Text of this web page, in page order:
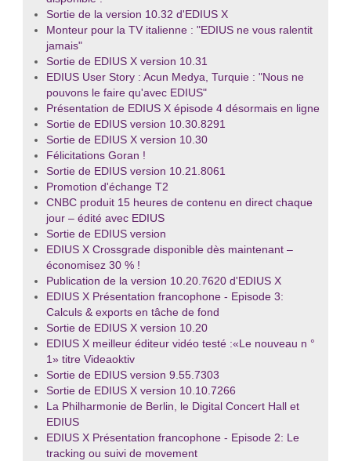
Sortie de la version 10.32 d'EDIUS X
Monteur pour la TV italienne : "EDIUS ne vous ralentit
jamais"
Sortie de EDIUS X version 10.31
EDIUS User Story : Acun Medya, Turquie : "Nous ne
pouvons le faire qu'avec EDIUS"
Présentation de EDIUS X épisode 4 désormais en ligne
Sortie de EDIUS version 10.30.8291
Sortie de EDIUS X version 10.30
Félicitations Goran !
Sortie de EDIUS version 10.21.8061
Promotion d'échange T2
CNBC produit 15 heures de contenu en direct chaque
jour – édité avec EDIUS
Sortie de EDIUS version
EDIUS X Crossgrade disponible dès maintenant –
économisez 30 % !
Publication de la version 10.20.7620 d'EDIUS X
EDIUS X Présentation francophone - Episode 3:
Calculs & exports en tâche de fond
Sortie de EDIUS X version 10.20
EDIUS X meilleur éditeur vidéo testé :«Le nouveau n °
1» titre Videaoktiv
Sortie de EDIUS version 9.55.7303
Sortie de EDIUS X version 10.10.7266
La Philharmonie de Berlin, le Digital Concert Hall et
EDIUS
EDIUS X Présentation francophone - Episode 2: Le
tracking ou suivi de movement